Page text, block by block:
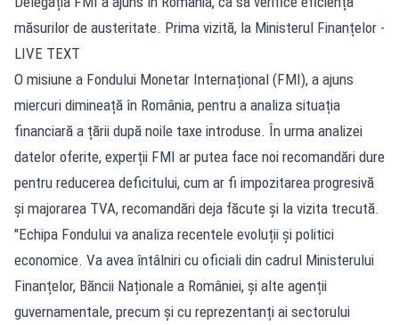
măsurilor de austeritate. Prima vizită, la Ministerul Finanțelor -
LIVE TEXT
O misiune a Fondului Monetar Internațional (FMI), a ajuns
miercuri dimineață în România, pentru a analiza situația
financiară a țării după noile taxe introduse. În urma analizei
datelor oferite, experții FMI ar putea face noi recomandări dure
pentru reducerea deficitului, cum ar fi impozitarea progresivă
și majorarea TVA, recomandări deja făcute și la vizita trecută.
"Echipa Fondului va analiza recentele evoluții și politici
economice. Va avea întâlniri cu oficiali din cadrul Ministerului
Finanțelor, Băncii Naționale a României, și alte agenții
guvernamentale, precum și cu reprezentanți ai sectorului